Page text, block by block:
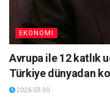
EKONOMI
Avrupa ile 12 katlık
Türkiye dünyadan
2026-03-30